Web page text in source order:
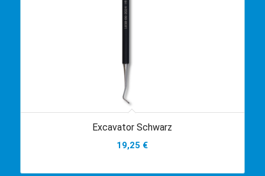
Excavator Schwarz
19,25 €